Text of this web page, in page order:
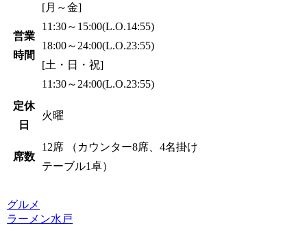
営業
時間
[月～金]
11:30～15:00(L.O.14:55)
18:00～24:00(L.O.23:55)
[土・日・祝]
11:30～24:00(L.O.23:55)
定休
日
火曜
席数
12席 （カウンター8席、4名掛け
テーブル1卓）
グルメ
ラーメン水戸